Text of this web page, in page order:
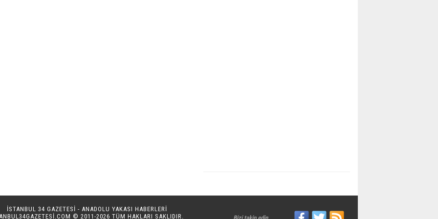
İSTANBUL 34 GAZETESİ - ANADOLU YAKASI HABERLERİ
© 2011-2026 TÜM HAKLARI SAKLIDIR.